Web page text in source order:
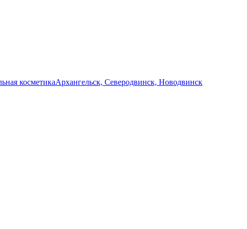
косметикаАрхангельск, Северодвинск, Новодвинск